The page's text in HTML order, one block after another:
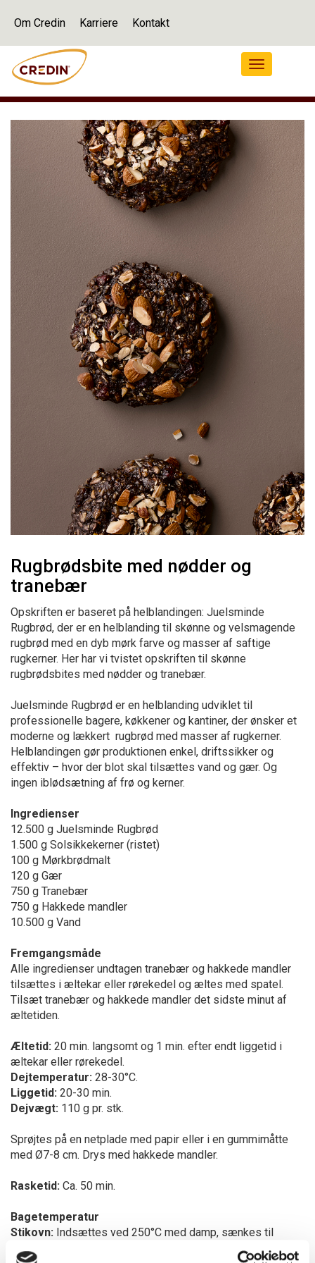
Om Credin Karriere Kontakt
Navigation
Rugbrødsbite med nødder og
tranebær
Opskriften er baseret på helblandingen: Juelsminde
Rugbrød, der er en helblanding til skønne og velsmagende
rugbrød med en dyb mørk farve og masser af saftige
rugkerner. Her har vi tvistet opskriften til skønne
rugbrødsbites med nødder og tranebær.
Juelsminde Rugbrød er en helblanding udviklet til
professionelle bagere, køkkener og kantiner, der ønsker et
moderne og lækkert rugbrød med masser af rugkerner.
Helblandingen gør produktionen enkel, driftssikker og
effektiv – hvor der blot skal tilsættes vand og gær. Og
ingen iblødsætning af frø og kerner.
Ingredienser
12.500 g Juelsminde Rugbrød
1.500 g Solsikkekerner (ristet)
100 g Mørkbrødmalt
120 g Gær
750 g Tranebær
750 g Hakkede mandler
10.500 g Vand
Fremgangsmåde
Alle ingredienser undtagen tranebær og hakkede mandler
tilsættes i æltekar eller rørekedel og æltes med spatel.
Tilsæt tranebær og hakkede mandler det sidste minut af
æltetiden.
Æltetid: 20 min. langsomt og 1 min. efter endt liggetid i
æltekar eller rørekedel.
Dejtemperatur: 28-30°C.
Liggetid: 20-30 min.
Dejvægt: 110 g pr. stk.
Sprøjtes på en netplade med papir eller i en gummimåtte
med Ø7-8 cm. Drys med hakkede mandler.
Rasketid: Ca. 50 min.
Bagetemperatur
Stikovn: Indsættes ved 250°C med damp, sænkes til
180°C.